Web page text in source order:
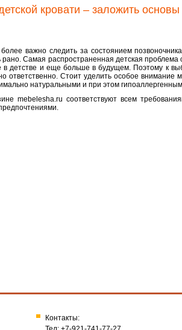
кровати – заложить
важно следить за состоянием
Самая распространенная детская проблема
детстве и еще больше в будущем. Поэтому к
ответственно. Стоит уделить особое внимание
натуральными и при этом
mebelesha.ru соответствуют всем
Контакты: